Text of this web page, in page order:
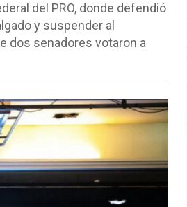
del PRO, donde defendió
y suspender al
dos senadores votaron a